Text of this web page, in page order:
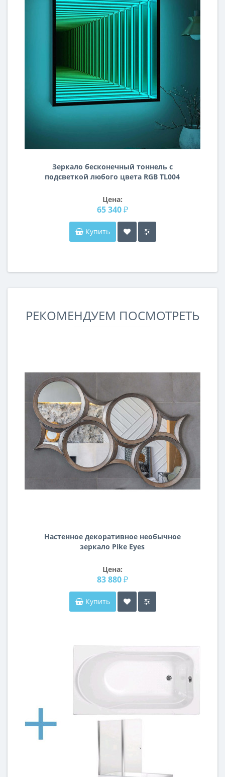
Зеркало бесконечный тоннель с
подсветкой любого цвета RGB TL004
Цена:
65 340 ₽
Купить
РЕКОМЕНДУЕМ ПОСМОТРЕТЬ
Настенное декоративное необычное
зеркало Pike Eyes
Цена:
83 880 ₽
Купить